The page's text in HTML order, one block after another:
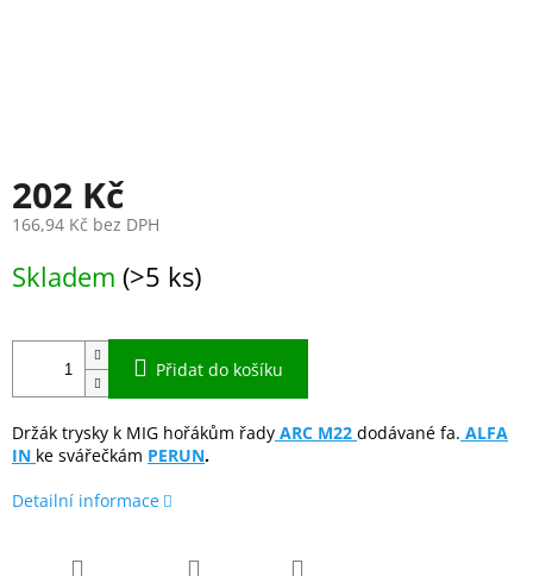
202 Kč
166,94 Kč bez DPH
cena:
Skladem (>5 ks)
Přidat do košíku
Držák trysky k MIG hořákům řady ARC M22 dodávané fa. ALFA
IN ke svářečkám PERUN.
Detailní informace